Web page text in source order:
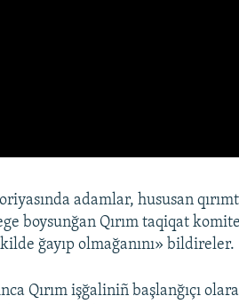
adamlar, hususan
boysunğan Qırım taqiqat
ğayıp olmağanını» bildireler.
Qırım işğaliniñ başlanğıçı